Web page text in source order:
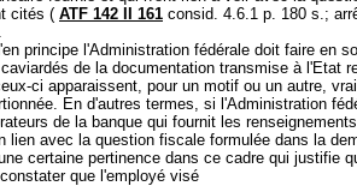
cités ( ATF 142 II 161 consid. 4.6.1 p. 180 s.;
principe l'Administration fédérale doit faire en
de la documentation transmise à l'Etat
ci apparaissent, pour un motif ou un autre,
En d'autres termes, si l'Administration
de la banque qui fournit les
lien avec la question fiscale formulée dans la
certaine pertinence dans ce cadre qui justifie
que l'employé visé